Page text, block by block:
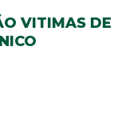
VITIMAS DE